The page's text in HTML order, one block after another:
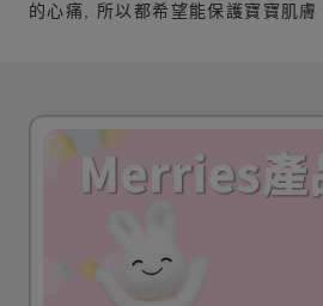
的心痛, 所以都希望能保護寶寶肌膚